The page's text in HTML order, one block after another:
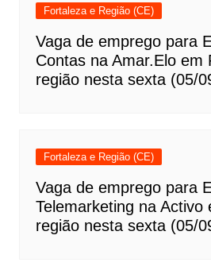
Fortaleza e Região (CE)
Vaga de emprego para
Contas na Amar.Elo em
região nesta sexta (05/
Fortaleza e Região (CE)
Vaga de emprego para
Telemarketing na Activo
região nesta sexta (05/